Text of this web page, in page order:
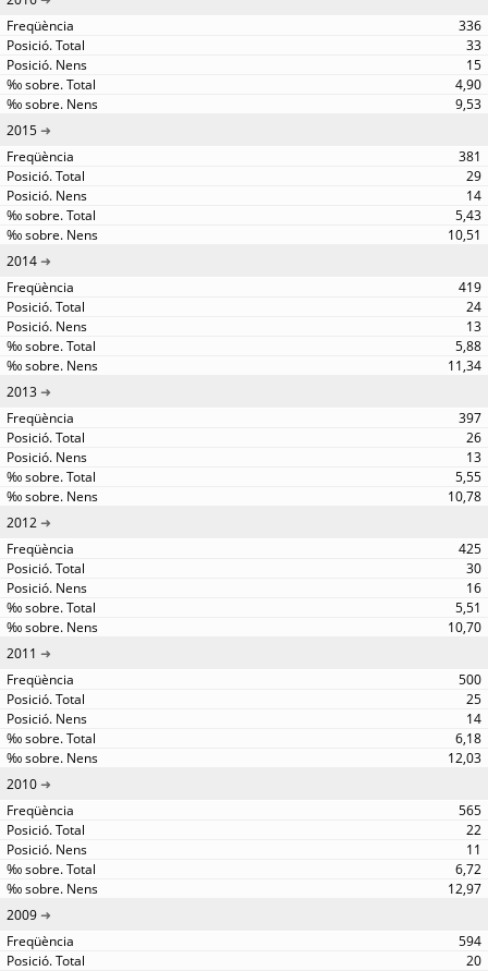
336
33
15
4,90
9,53
2015
381
29
14
5,43
10,51
2014
419
24
13
5,88
11,34
2013
397
26
13
5,55
10,78
2012
425
30
16
5,51
10,70
2011
500
25
14
6,18
12,03
2010
565
22
11
6,72
12,97
2009
594
20